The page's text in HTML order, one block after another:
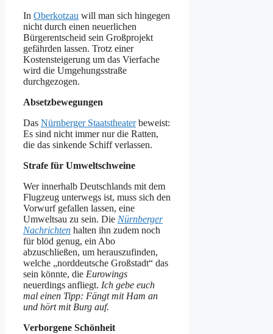
In Oberkotzau will man sich hingegen
nicht durch einen neuerlichen
Bürgerentscheid sein Großprojekt
gefährden lassen. Trotz einer
Kostensteigerung um das Vierfache
wird die Umgehungsstraße
durchgezogen.
Absetzbewegungen
Das Nürnberger Staatstheaterbeweist:
Es sind nicht immer nur die Ratten,
die das sinkende Schiff verlassen.
Strafe für Umweltschweine
Wer innerhalb Deutschlands mit dem
Flugzeug unterwegs ist, muss sich den
Vorwurf gefallen lassen, eine
Umweltsau zu sein. Die Nürnberger
Nachrichten halten ihn zudem noch
für blöd genug, ein Abo
abzuschließen, um herauszufinden,
welche „norddeutsche Großstadt“ das
sein könnte, die Eurowings
neuerdings anfliegt. Ich gebe euch
mal einen Tipp: Fängt mit Ham an
und hört mit Burg auf.
Verborgene Schönheit